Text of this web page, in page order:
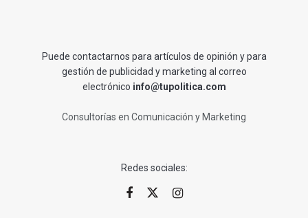
Puede contactarnos para artículos de opinión y para
gestión de publicidad y marketing al correo
electrónico info@tupolitica.com
Consultorías en Comunicación y Marketing
Redes sociales: